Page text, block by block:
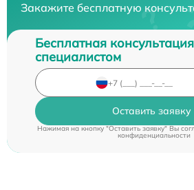
Закажите бесплатную
Бесплатная
специалистом
Оставить заявку
Нажимая на кнопку "Оставить заявку" Вы
конфиденциальности